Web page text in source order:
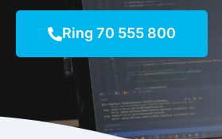
Ring 70 555 800